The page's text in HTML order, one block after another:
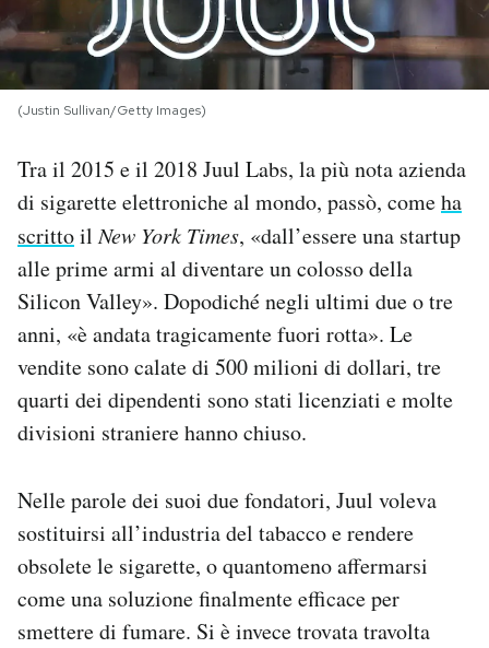
I MIEI PREFERITI
CALENDARIO
AREA PERSONALE
Area Personale
Newsletter
Notifiche mobile
Regala il Post
Hai bisogno di aiuto?
(Justin Sullivan/Getty Images)
Tra il 2015 e il 2018 Juul Labs, la più nota azienda
di sigarette elettroniche al mondo, passò, comeha
scrittoilNew York Times, «dall’essere una startup
alle prime armi al diventare un colosso della
Silicon Valley». Dopodiché negli ultimi due o tre
anni, «è andata tragicamente fuori rotta». Le
vendite sono calate di 500 milioni di dollari, tre
quarti dei dipendenti sono stati licenziati e molte
divisioni straniere hanno chiuso.
Nelle parole dei suoi due fondatori, Juul voleva
sostituirsi all’industria del tabacco e rendere
obsolete le sigarette, o quantomeno affermarsi
come una soluzione finalmente efficace per
smettere di fumare. Si è invece trovata travolta